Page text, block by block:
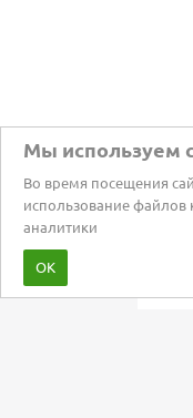
Мы используем
Во время посещения
использование файлов
аналитики
ОК